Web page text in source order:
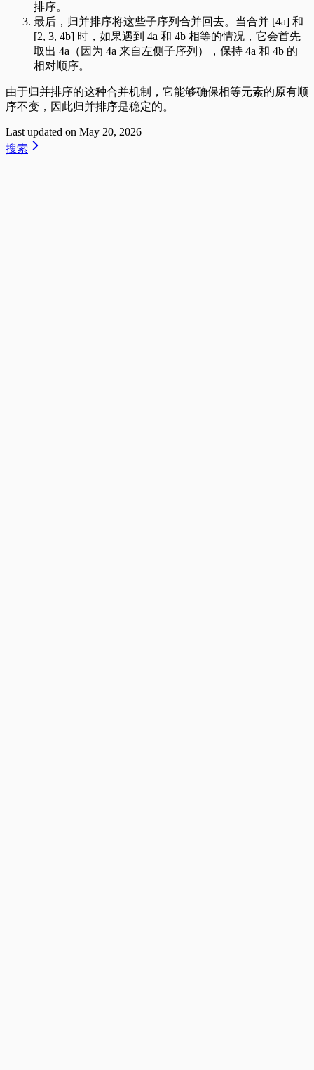
排序。
最后，归并排序将这些子序列合并回去。当合并 [4a] 和
[2, 3, 4b] 时，如果遇到 4a 和 4b 相等的情况，它会首先
取出 4a（因为 4a 来自左侧子序列），保持 4a 和 4b 的
相对顺序。
由于归并排序的这种合并机制，它能够确保相等元素的原有顺
序不变，因此归并排序是稳定的。
Last updated on May 20, 2026
搜索